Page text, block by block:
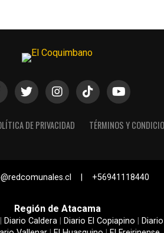
DE PRIVACIDAD TÉRMINOS Y
| +56941118440
Región de Atacama
Diario Caldera Diario El Copiapino